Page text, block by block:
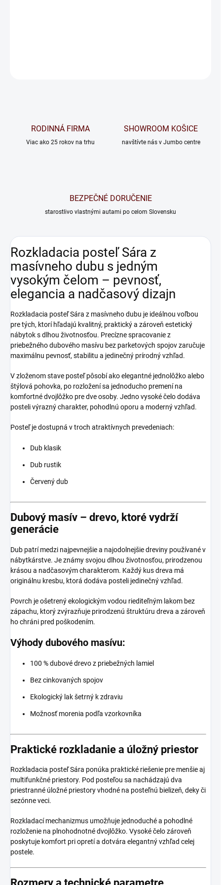
RODINNÁ FIRMA
Viac ako 25 rokov na trhu
SHOWROOM KOŠICE
navštívte nás v Jumbo centre
BEZPEČNÉ DORUČENIE
starostlivo vlastnými autami po celom Slovensku
Rozkladacia posteľ Sára z
masívneho dubu s jedným
vysokým čelom – pevnosť,
elegancia a nadčasový dizajn
Rozkladacia posteľ Sára z masívneho dubu je ideálnou voľbou
pre tých, ktorí hľadajú kvalitný, praktický a zároveň estetický
nábytok s dlhou životnosťou. Precízne spracovanie z
priebežného dubového masívu bez parketových spojov zaručuje
maximálnu pevnosť, stabilitu a jedinečný prírodný vzhľad.
V zloženom stave posteľ pôsobí ako elegantné jednolôžko alebo
štýlová pohovka, po rozložení sa jednoducho premení na
komfortné dvojlôžko pre dve osoby. Jedno vysoké čelo dodáva
posteli výrazný charakter, pohodlnú oporu a moderný vzhľad.
Posteľ je dostupná v troch atraktívnych prevedeniach:
Dub klasik
Dub rustik
Červený dub
Dubový masív – drevo, ktoré vydrží
generácie
Dub patrí medzi najpevnejšie a najodolnejšie dreviny používané v
nábytkárstve. Je známy svojou dlhou životnosťou, prirodzenou
krásou a nadčasovým charakterom. Každý kus dreva má
originálnu kresbu, ktorá dodáva posteli jedinečný vzhľad.
Povrch je ošetrený ekologickým vodou riediteľným lakom bez
zápachu, ktorý zvýrazňuje prirodzenú štruktúru dreva a zároveň
ho chráni pred poškodením.
Výhody dubového masívu:
100 % dubové drevo z priebežných lamiel
Bez cinkovaných spojov
Ekologický lak šetrný k zdraviu
Možnosť morenia podľa vzorkovníka
Praktické rozkladanie a úložný priestor
Rozkladacia posteľ Sára ponúka praktické riešenie pre menšie aj
multifunkčné priestory. Pod posteľou sa nachádzajú dva
priestranné úložné priestory vhodné na posteľnú bielizeň, deky či
sezónne veci.
Rozkladací mechanizmus umožňuje jednoduché a pohodlné
rozloženie na plnohodnotné dvojlôžko. Vysoké čelo zároveň
poskytuje komfort pri opretí a dotvára elegantný vzhľad celej
postele.